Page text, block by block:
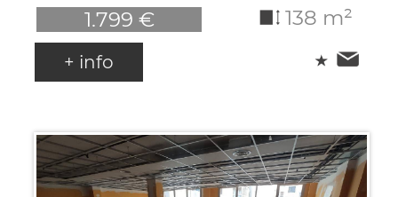
1.799 € 138 m²
+ info